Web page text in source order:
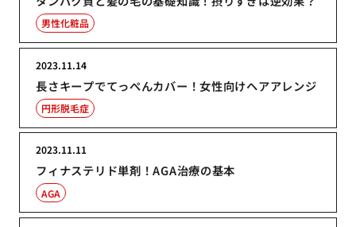
男性化粧品
長さキープでてっぺんカバー！女性向けヘアアレンジ
2023.11.14
円形脱毛症
フィナステリド単剤！AGA治療の基本
2023.11.11
AGA